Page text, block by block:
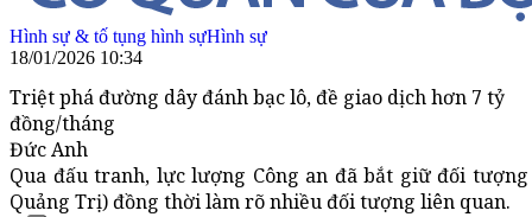
Hình sự & tố tụng hình sựHình sự
18/01/2026 10:34
Triệt phá đường dây đánh bạc lô, đề giao dịch hơn 7 tỷ
đồng/tháng
Đức Anh
Qua đấu tranh, lực lượng Công an đã bắt giữ đối
Quảng Trị) đồng thời làm rõ nhiều đối tượng liên quan.